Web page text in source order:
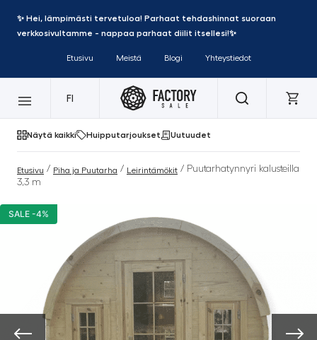
✨ Hei, lämpimästi tervetuloa! Parhaat tehdashinnat suoraan
verkkosivultamme - nappaa parhaat diilit itsellesi!✨
Etusivu Meistä Blogi Yhteystiedot
FI
Näytä kaikki Huipputarjoukset Uutuudet
Etusivu / Piha ja Puutarha / Leirintämökit / Puutarhatynnyri kalusteilla
3,3 m
SALE -4%